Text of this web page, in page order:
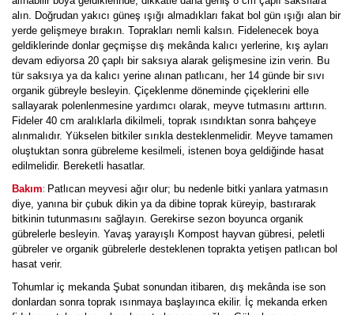
alın. Doğrudan yakıcı güneş ışığı almadıkları fakat bol gün ışığı alan bir
yerde gelişmeye bırakın. Toprakları nemli kalsın. Fidelenecek boya
geldiklerinde donlar geçmişse dış mekânda kalıcı yerlerine, kış ayları
devam ediyorsa 20 çaplı bir saksıya alarak gelişmesine izin verin. Bu
tür saksıya ya da kalıcı yerine alınan patlıcanı, her 14 günde bir sıvı
organik gübreyle besleyin. Çiçeklenme döneminde çiçeklerini elle
sallayarak polenlenmesine yardımcı olarak, meyve tutmasını arttırın.
Fideler 40 cm aralıklarla dikilmeli, toprak ısındıktan sonra bahçeye
alınmalıdır. Yükselen bitkiler sırıkla desteklenmelidir. Meyve tamamen
oluştuktan sonra gübreleme kesilmeli, istenen boya geldiğinde hasat
edilmelidir. Bereketli hasatlar.
Bakım: Patlıcan meyvesi ağır olur; bu nedenle bitki yanlara yatmasın
diye, yanına bir çubuk dikin ya da dibine toprak küreyip, bastırarak
bitkinin tutunmasını sağlayın. Gerekirse sezon boyunca organik
gübrelerle besleyin. Yavaş yarayışlı Kompost hayvan gübresi, peletli
gübreler ve organik gübrelerle desteklenen toprakta yetişen patlıcan bol
hasat verir.
Tohumlar iç mekanda Şubat sonundan itibaren, dış mekânda ise son
donlardan sonra toprak ısınmaya başlayınca ekilir. İç mekanda erken